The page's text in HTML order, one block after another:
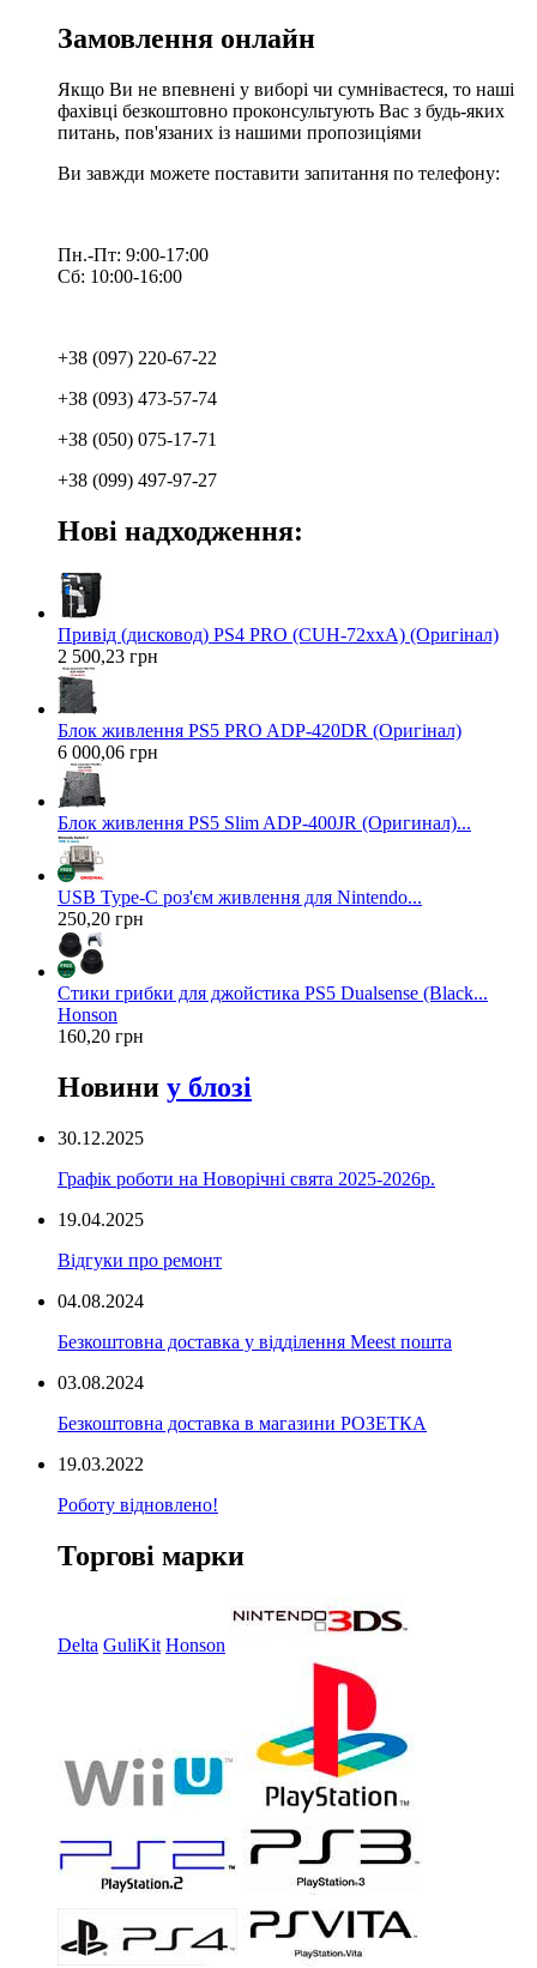
Замовлення онлайн
Якщо Ви не впевнені у виборі чи сумніваєтеся, то наші
фахівці безкоштовно проконсультують Вас з будь-яких
питань, пов'язаних із нашими пропозиціями
Ви завжди можете поставити запитання по телефону:
Пн.-Пт: 9:00-17:00
Сб: 10:00-16:00
+38 (097) 220-67-22
+38 (093) 473-57-74
+38 (050) 075-17-71
+38 (099) 497-97-27
Нові надходження:
Привід (дисковод) PS4 PRO (CUH-72xxA) (Оригінал)
2 500,23 грн
Блок живлення PS5 PRO ADP-420DR (Оригінал)
6 000,06 грн
Блок живлення PS5 Slim ADP-400JR (Оригинал)...
USB Type-C роз'єм живлення для Nintendo...
250,20 грн
Стики грибки для джойстика PS5 Dualsense (Black...
Honson
160,20 грн
Новини у блозі
30.12.2025
Графік роботи на Новорічні свята 2025-2026р.
19.04.2025
Відгуки про ремонт
04.08.2024
Безкоштовна доставка у відділення Meest пошта
03.08.2024
Безкоштовна доставка в магазини РОЗЕТКА
19.03.2022
Роботу відновлено!
Торгові марки
Delta GuliKit Honson